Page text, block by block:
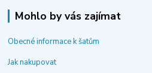
Mohlo by vás zajímat
Obecné informace k šatům
Jak nakupovat